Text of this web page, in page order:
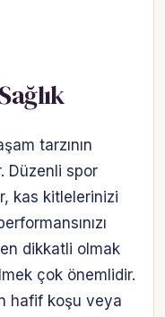
tarzının
Düzenli spor
kas kitlelerinizi
dikkatli olmak
çok önemlidir.
hafif koşu veya